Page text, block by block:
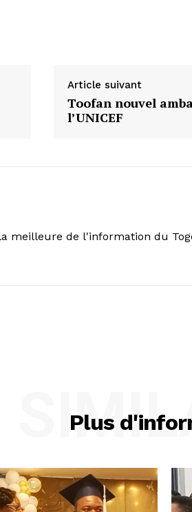
Article suivant
Toofan nouvel
l’UNICEF
meilleure de l'information du
Plus